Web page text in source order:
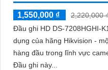
1,550,000 ₫
2,220,000
Đầu ghi HD DS-7208HGHI-
dụng của hãng Hikvision -
hàng đầu trong lĩnh vực
Đầu ghi này...